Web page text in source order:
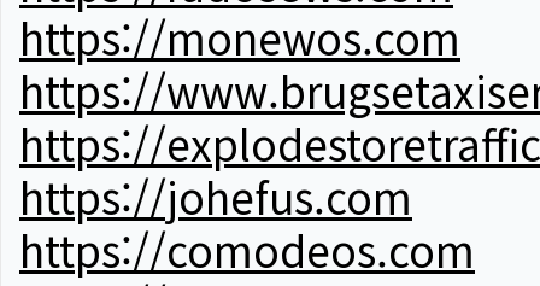
https://monewos.com
https://
https://
https://johefus.com
https://comodeos.com